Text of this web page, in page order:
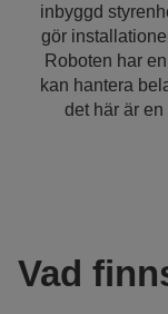
inbyggd
gör
Roboten har
kan hantera
det här är
Vad